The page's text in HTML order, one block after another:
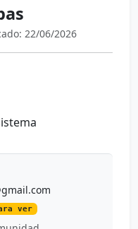
22/06/2026
ver